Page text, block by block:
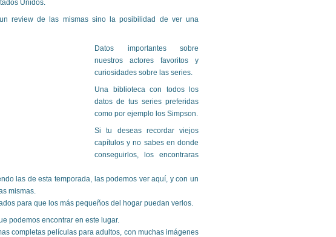
Unidos.
review de las mismas sino la posibilidad de ver una
Datos importantes sobre
nuestros actores favoritos y
curiosidades sobre las series.
Una biblioteca con todos los
datos de tus series preferidas
como por ejemplo los Simpson.
Si tu deseas recordar viejos
capítulos y no sabes en donde
conseguirlos, los encontraras
las de esta temporada, las podemos ver aquí, y con un
mismas.
para que los más pequeños del hogar puedan verlos.
podemos encontrar en este lugar.
completas películas para adultos, con muchas imágenes